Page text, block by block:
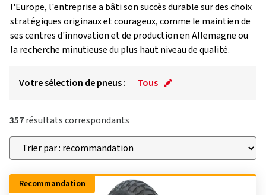
l'Europe, l'entreprise a bâti son succès durable sur des choix
stratégiques originaux et courageux, comme le maintien de
ses centres d'innovation et de production en Allemagne ou
la recherche minutieuse du plus haut niveau de qualité.
Votre sélection de pneus : Tous
357résultats correspondants
Recommandation